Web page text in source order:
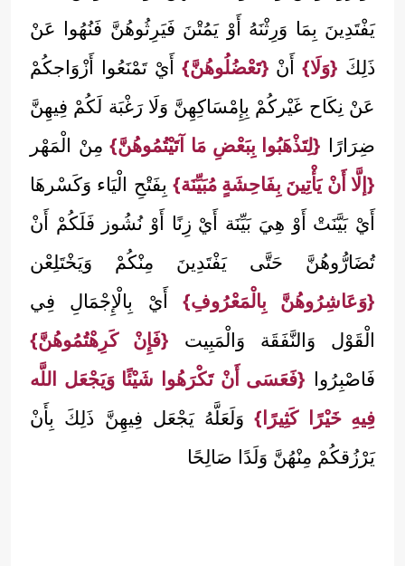
يَفْتَدِينَ بِمَا وَرِثْنَهُ أَوْ يَمُتْنَ فَيَرِثُوهُنَّ فَنُهُوا عَنْ
ذَلِكَ {وَلَا}أَنْ {تَعْضُلُوهُنَّ} أَيْ تَمْنَعُوا أَزْوَاجكُمْ
عَنْ نِكَاح غَيْركُمْ بِإِمْسَاكِهِنَّ وَلَا رَغْبَة لَكُمْ فِيهِنَّ
ضِرَارًا {لِتَذْهَبُوا بِبَعْضِ مَا آتَيْتُمُوهُنَّ}مِنْ الْمَهْر
{إلَّا أَنْ يَأْتِينَ بِفَاحِشَةٍ مُبَيِّنَة} بِفَتْحِ الْيَاء وَكَسْرهَا
أَيْ بَيَّنَتْ أَوْ هِيَ بَيِّنَة أَيْ زِنًا أَوْ نُشُوز فَلَكُمْ أَنْ
تُضَارُّوهُنَّ حَتَّى يَفْتَدِينَ مِنْكُمْ وَيَخْتَلِعْن
{وَعَاشِرُوهُنَّ بِالْمَعْرُوفِ} أَيْ بِالْإِجْمَالِ فِي
الْقَوْل وَالنَّفَقَة وَالْمَبِيت {فَإِنْ كَرِهْتُمُوهُنَّ}
فَاصْبِرُوا {فَعَسَى أَنْ تَكْرَهُوا شَيْئًا وَيَجْعَل اللَّه
فِيهِ خَيْرًا كَثِيرًا}وَلَعَلَّهُ يَجْعَل فِيهِنَّ ذَلِكَ بِأَنْ
يَرْزُقكُمْ مِنْهُنَّ وَلَدًا صَالِحًا